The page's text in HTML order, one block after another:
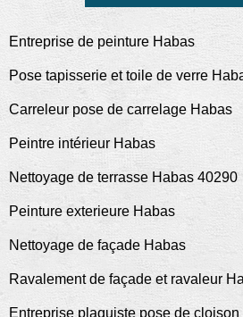
Entreprise de peinture Habas
Pose tapisserie et toile de verre
Carreleur pose de carrelage Habas
Peintre intérieur Habas
Nettoyage de terrasse Habas 40290
Peinture exterieure Habas
Nettoyage de façade Habas
Ravalement de façade et ravaleur
Entreprise plaquiste pose de